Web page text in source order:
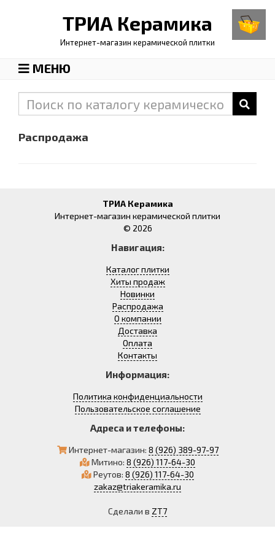
ТРИА Керамика
Интернет-магазин керамической плитки
МЕНЮ
Распродажа
ТРИА Керамика
Интернет-магазин керамической плитки
© 2026
Навигация:
Каталог плитки
Хиты продаж
Новинки
Распродажа
О компании
Доставка
Оплата
Контакты
Информация:
Политика конфиденциальности
Пользовательское соглашение
Адреса и телефоны:
Интернет-магазин: 8 (926) 389-97-97
Митино: 8 (926) 117-64-30
Реутов: 8 (926) 117-64-30
zakaz@triakeramika.ru
Сделали в ZT7